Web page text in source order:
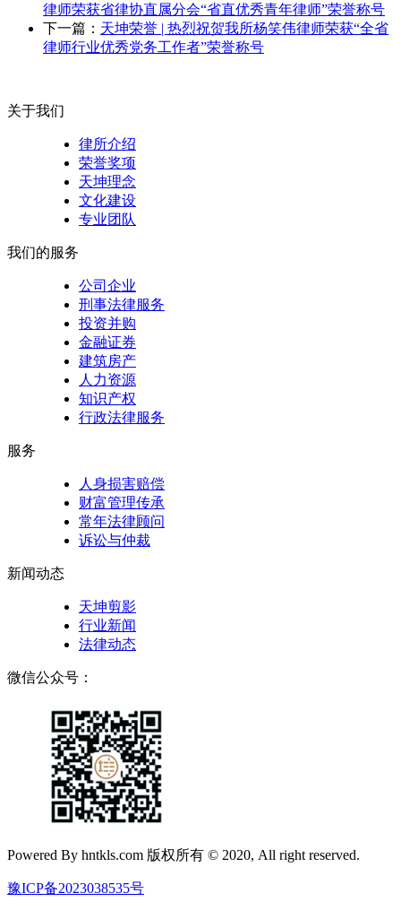
律师荣获省律协直属分会“省直优秀青年律师”荣誉称号
下一篇： 天坤荣誉 | 热烈祝贺我所杨笑伟律师荣获“全省
律师行业优秀党务工作者”荣誉称号
关于我们
律所介绍
荣誉奖项
天坤理念
文化建设
专业团队
我们的服务
公司企业
刑事法律服务
投资并购
金融证券
建筑房产
人力资源
知识产权
行政法律服务
服务
人身损害赔偿
财富管理传承
常年法律顾问
诉讼与仲裁
新闻动态
天坤剪影
行业新闻
法律动态
微信公众号：
Powered By hntkls.com 版权所有 © 2020, All right reserved.
豫ICP备2023038535号